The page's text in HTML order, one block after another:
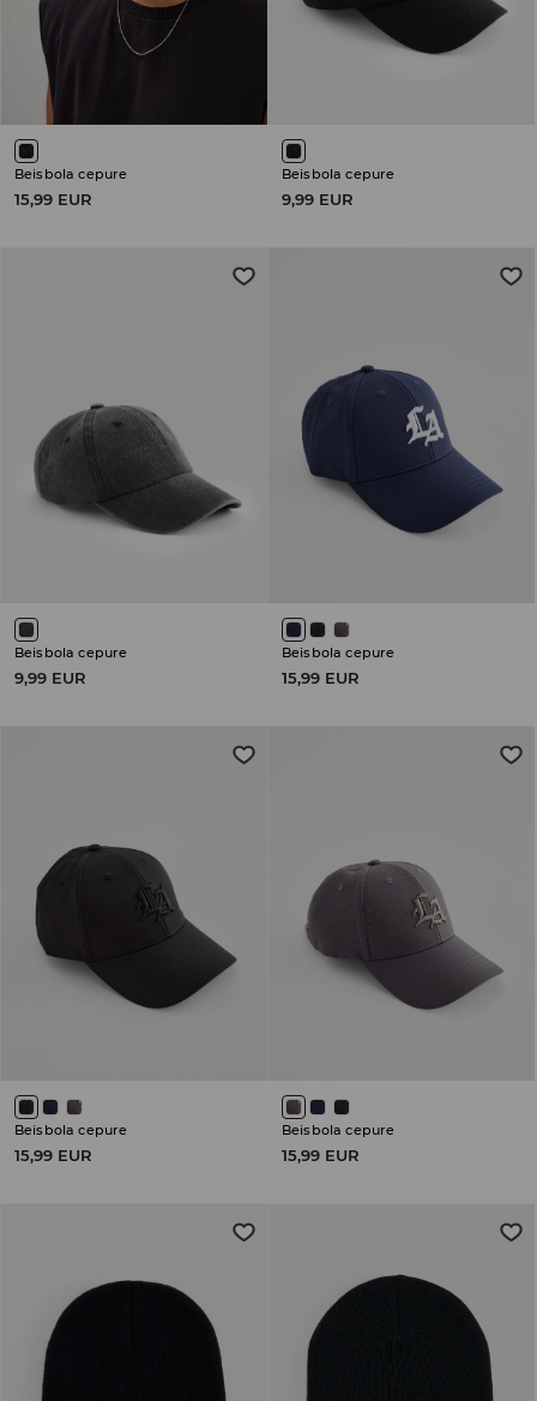
Beisbola cepure
15,99 EUR
Beisbola cepure
9,99 EUR
Beisbola cepure
9,99 EUR
Beisbola cepure
15,99 EUR
Beisbola cepure
15,99 EUR
Beisbola cepure
15,99 EUR